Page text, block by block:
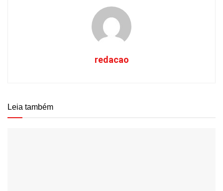
redacao
Leia também